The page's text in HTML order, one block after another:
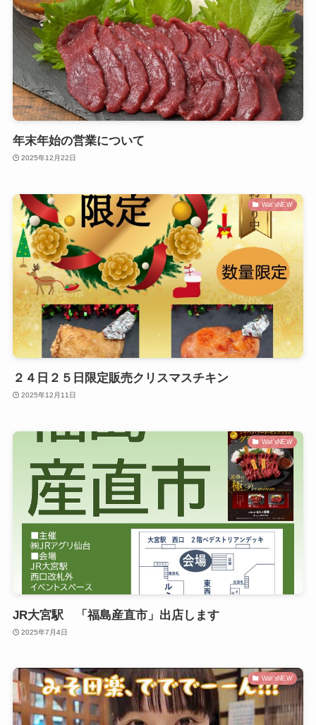
年末年始の営業について
2025年12月22日
Wat'sNEW
２４日２５日限定販売クリスマスチキン
2025年12月11日
Wat'sNEW
JR大宮駅 「福島産直市」出店します
2025年7月4日
Wat'sNEW